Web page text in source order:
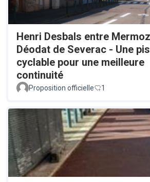
Henri Desbals entre
Déodat de Severac - Une
cyclable pour une meilleure
continuité
Proposition officielle 1